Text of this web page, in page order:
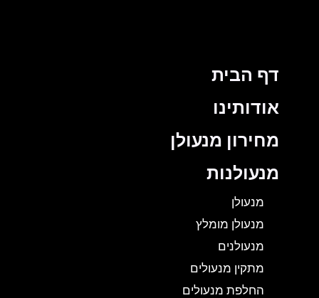
דף הבית
אודותינו
מחירון מנעולן
מנעולנות
מנעולן
מנעולן מומלץ
מנעולנים
מתקין מנעולים
החלפת מנעולים